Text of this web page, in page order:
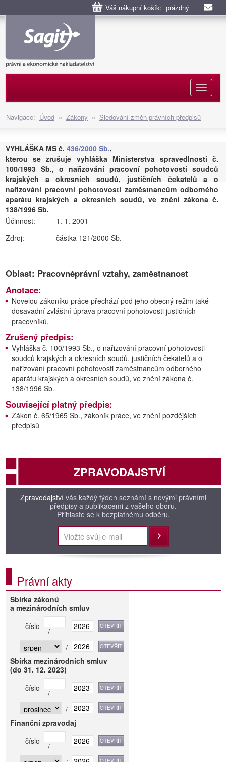
Váš nákupní košík: prázdný
Navigace: Úvod » Zákony » Sledování změn právních předpisů
VYHLÁŠKA MS č. 436/2000 Sb.,
kterou se zrušuje vyhláška Ministerstva spravedlnosti č.
100/1993 Sb., o nařizování pracovní pohotovosti soudců
krajských a okresních soudů, justičních čekatelů a o
nařizování pracovní pohotovosti zaměstnancům odborného
aparátu krajských a okresních soudů, ve znění zákona č.
138/1996 Sb.
Účinnost:
1. 1. 2001
Zdroj:
částka 121/2000 Sb.
Oblast: Pracovněprávní vztahy, zaměstnanost
Anotace:
Novelou zákoníku práce přechází pod jeho obecný režim také
dosavadní zvláštní úprava pracovní pohotovosti justičních
pracovníků.
Zrušený předpis:
Vyhláška č. 100/1993 Sb., o nařizování pracovní pohotovosti
soudců krajských a okresních soudů, justičních čekatelů a o
nařizování pracovní pohotovosti zaměstnancům odborného
aparátu krajských a okresních soudů, ve znění zákona č.
138/1996 Sb.
Související platný předpis:
Zákon č. 65/1965 Sb., zákoník práce, ve znění pozdějších
předpisů
ZPRAVODAJSTVÍ
Zpravodajství vás každý týden seznámí s novými právními
předpisy a publikacemi z vašeho oboru.
Přihlaste se k bezplatnému odběru.
Přihlásit
Právní akty
Sbírka zákonů
a mezinárodních smluv
číslo
/
/
Sbírka mezinárodních smluv
(do 31. 12. 2023)
číslo
/
/
Finanční zpravodaj
číslo
/